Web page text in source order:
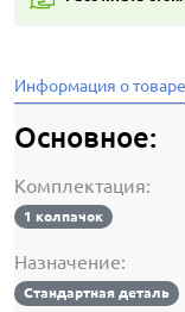
Информация о товаре
Основное:
Комплектация:
1 колпачок
Назначение:
Стандартная деталь